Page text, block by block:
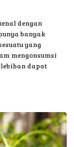
dengan
banyak
yang
mengonsumsi
dapat